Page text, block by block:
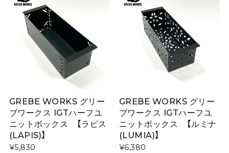
GREBE WORKS グリー
ブワークス IGTハーフユ
ニットボックス 【ラピス
(LAPIS)】
¥5,830
GREBE WORKS グリー
ブワークス IGTハーフユ
ニットボックス 【ルミナ
(LUMIA)】
¥6,380